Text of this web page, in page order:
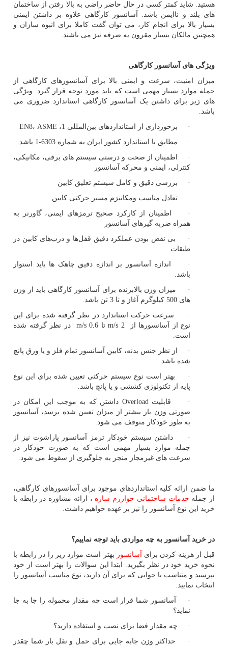
هستید. شاید کمتر کسی در حال حاضر راضی به بالا رفتن از ساختمان
های بلند و ناایمن باشد. آسانسور کارگاهی علاوه بر داشتن ایمنی
بسیار بالا برای انجام کار، می توان گفت کاملا برای انبوه سازان و
همچنین مالکان بسیار مقرون به صرفه نیز می باشند.
ویژگی های آسانسور کارگاهی
میزان امنیت، سرعت و ایمنی بالا برای آسانسورهای کارگاهی از
جمله موارد بسیار مهمی است که باید مورد توجه قرار گیرد. ویژگی
های زیر برای داشتن یک آسانسور کارگاهی استاندارد ضروری می
باشد.
· برخورداری از استانداردهای بین‌المللی 1،
ASME ،EN8
· مطابق با استاندارد کشور ایران به شماره 6303-1 باشد.
· اطمینان از صحت و درستی سیستم های برقی، مکانیکی،
کنترلی، ایمنی و محرکه آسانسور
· بررسی دقیق و کامل سیستم تعلیق کابین
· تعادل مناسب ومکانیزم مسیر حرکتی کابین
· اطمینان از کارکرد صحیح ترمزهای ایمنی، گاورنر به
همراه ضربه گیرهای آسانسور
· بی نقض بودن عملکرد دقیق قفل‌ها و درب‌های کابین در
طبقات
· اندازه آسانسور بر اندازه دقیق چاهک ها باید استوار
باشد.
· میزان وزن بالابرنده برای آسانسور کارگاهی باید از وزن
های 500 کیلوگرم آغاز و تا 3 تن باشد.
· سرعت حرکت استاندارد در نظر گرفته شده برای این
نوع از آسانسورها از
m/s 2 تا m/s 0.6
در نظر گرفته شده
است.
· از نظر جنس بدنه، کابین آسانسور تمام فلز و یا ورق پانچ
شده باشد.
· بهتر است نوع سیستم حرکتی تعیین شده برای این نوع
پایه از تکنولوژی کششی و یا پانچ باشد.
· قابلیتOverload داشتن که به موجب این امکان در
صورتی وزن بار بیشتر از میزان تعیین شده برسد، آسانسور
به طور خودکار متوقف می شود.
· داشتن سیستم خودکار ترمز آسانسور پاراشوت نیز از
جمله موارد بسیار مهمی است که به صورت خودکار در
سرعت های غیرمجاز منجر به جلوگیری از سقوط می شود.
ما ضمن ارائه کلیه استانداردهای موجود برای آسانسورهای کارگاهی،
از جمله خدمات ساختمانی خوارزم سازه ، ارائه مشاوره در رابطه با
خرید این نوع آسانسور را نیز بر عهده خواهیم داشت.
در خرید آسانسور به چه مواردی باید توجه نماییم؟
قبل از هزینه کردن برای
آسانسور بهتر است موارد زیر را در رابطه با
نحوه خرید خود در نظر بگیرید. ابتدا این سوالات را بهتر است از خود
بپرسید و متناسب با جوابی که برای آن دارید، نوع مناسب آسانسور را
انتخاب نمایید.
· آسانسور شما قرار است چه مقدار محموله را جا به جا
نماید؟
· چه مقدار فضا برای نصب و استفاده دارید؟
· حداکثر وزن جابه جایی برای حمل و نقل بار شما چقدر